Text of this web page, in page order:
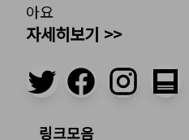
아요
자세히보기 >>
링크모음